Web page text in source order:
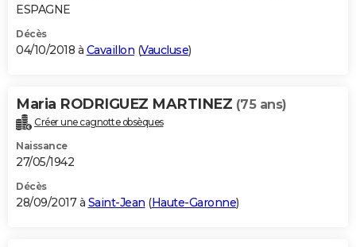
ESPAGNE
Décès
04/10/2018 à Cavaillon (Vaucluse)
Maria RODRIGUEZ MARTINEZ (75 ans)
Créer une cagnotte obsèques
Naissance
27/05/1942
Décès
28/09/2017 à Saint-Jean (Haute-Garonne)